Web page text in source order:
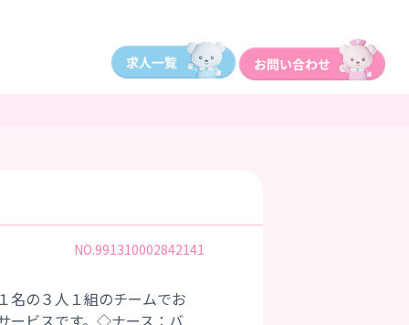
NO.991310002842141
の３人１組のチームでお
ービスです。◇ナース：バ